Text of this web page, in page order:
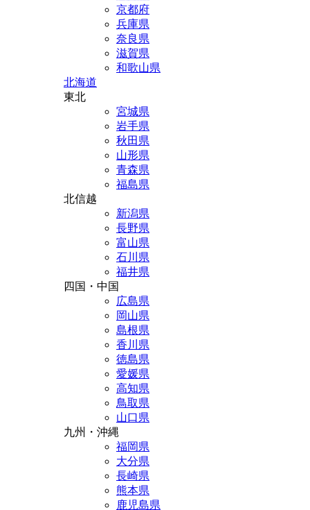
京都府
兵庫県
奈良県
滋賀県
和歌山県
北海道
東北
宮城県
岩手県
秋田県
山形県
青森県
福島県
北信越
新潟県
長野県
富山県
石川県
福井県
四国・中国
広島県
岡山県
島根県
香川県
徳島県
愛媛県
高知県
鳥取県
山口県
九州・沖縄
福岡県
大分県
長崎県
熊本県
鹿児島県